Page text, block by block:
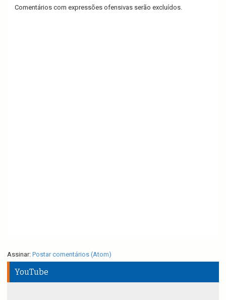
Comentários com expressões ofensivas serão excluídos.
Assinar: Postar comentários (Atom)
YouTube